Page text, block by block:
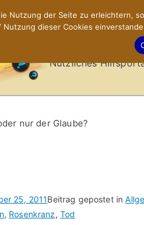
X-
Nützliches
nur der Glaube?
25, 2011Beitrag gepostet in
, Rosenkranz, Tod
Nutzung der Seite zu erleichtern,
Nutzung dieser Cookies